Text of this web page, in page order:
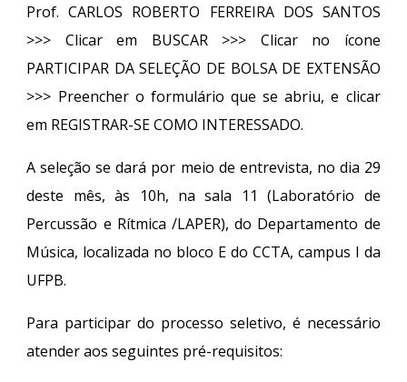
Prof. CARLOS ROBERTO FERREIRA DOS SANTOS
>>> Clicar em BUSCAR >>> Clicar no ícone
PARTICIPAR DA SELEÇÃO DE BOLSA DE EXTENSÃO
>>> Preencher o formulário que se abriu, e clicar
em REGISTRAR-SE COMO INTERESSADO.
A seleção se dará por meio de entrevista, no dia 29
deste mês, às 10h, na sala 11 (Laboratório de
Percussão e Rítmica /LAPER), do Departamento de
Música, localizada no bloco E do CCTA, campus I da
UFPB.
Para participar do processo seletivo, é necessário
atender aos seguintes pré-requisitos: